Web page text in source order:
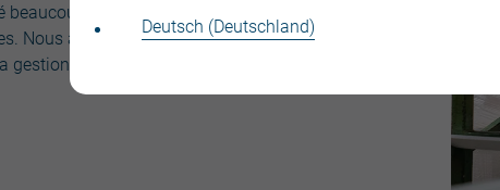
Deutsch (Deutschland)
d’efforts pour créer des produits sûrs
Nous avons obtenu ces certificats grâce à un
de la qualité de nos produits et services